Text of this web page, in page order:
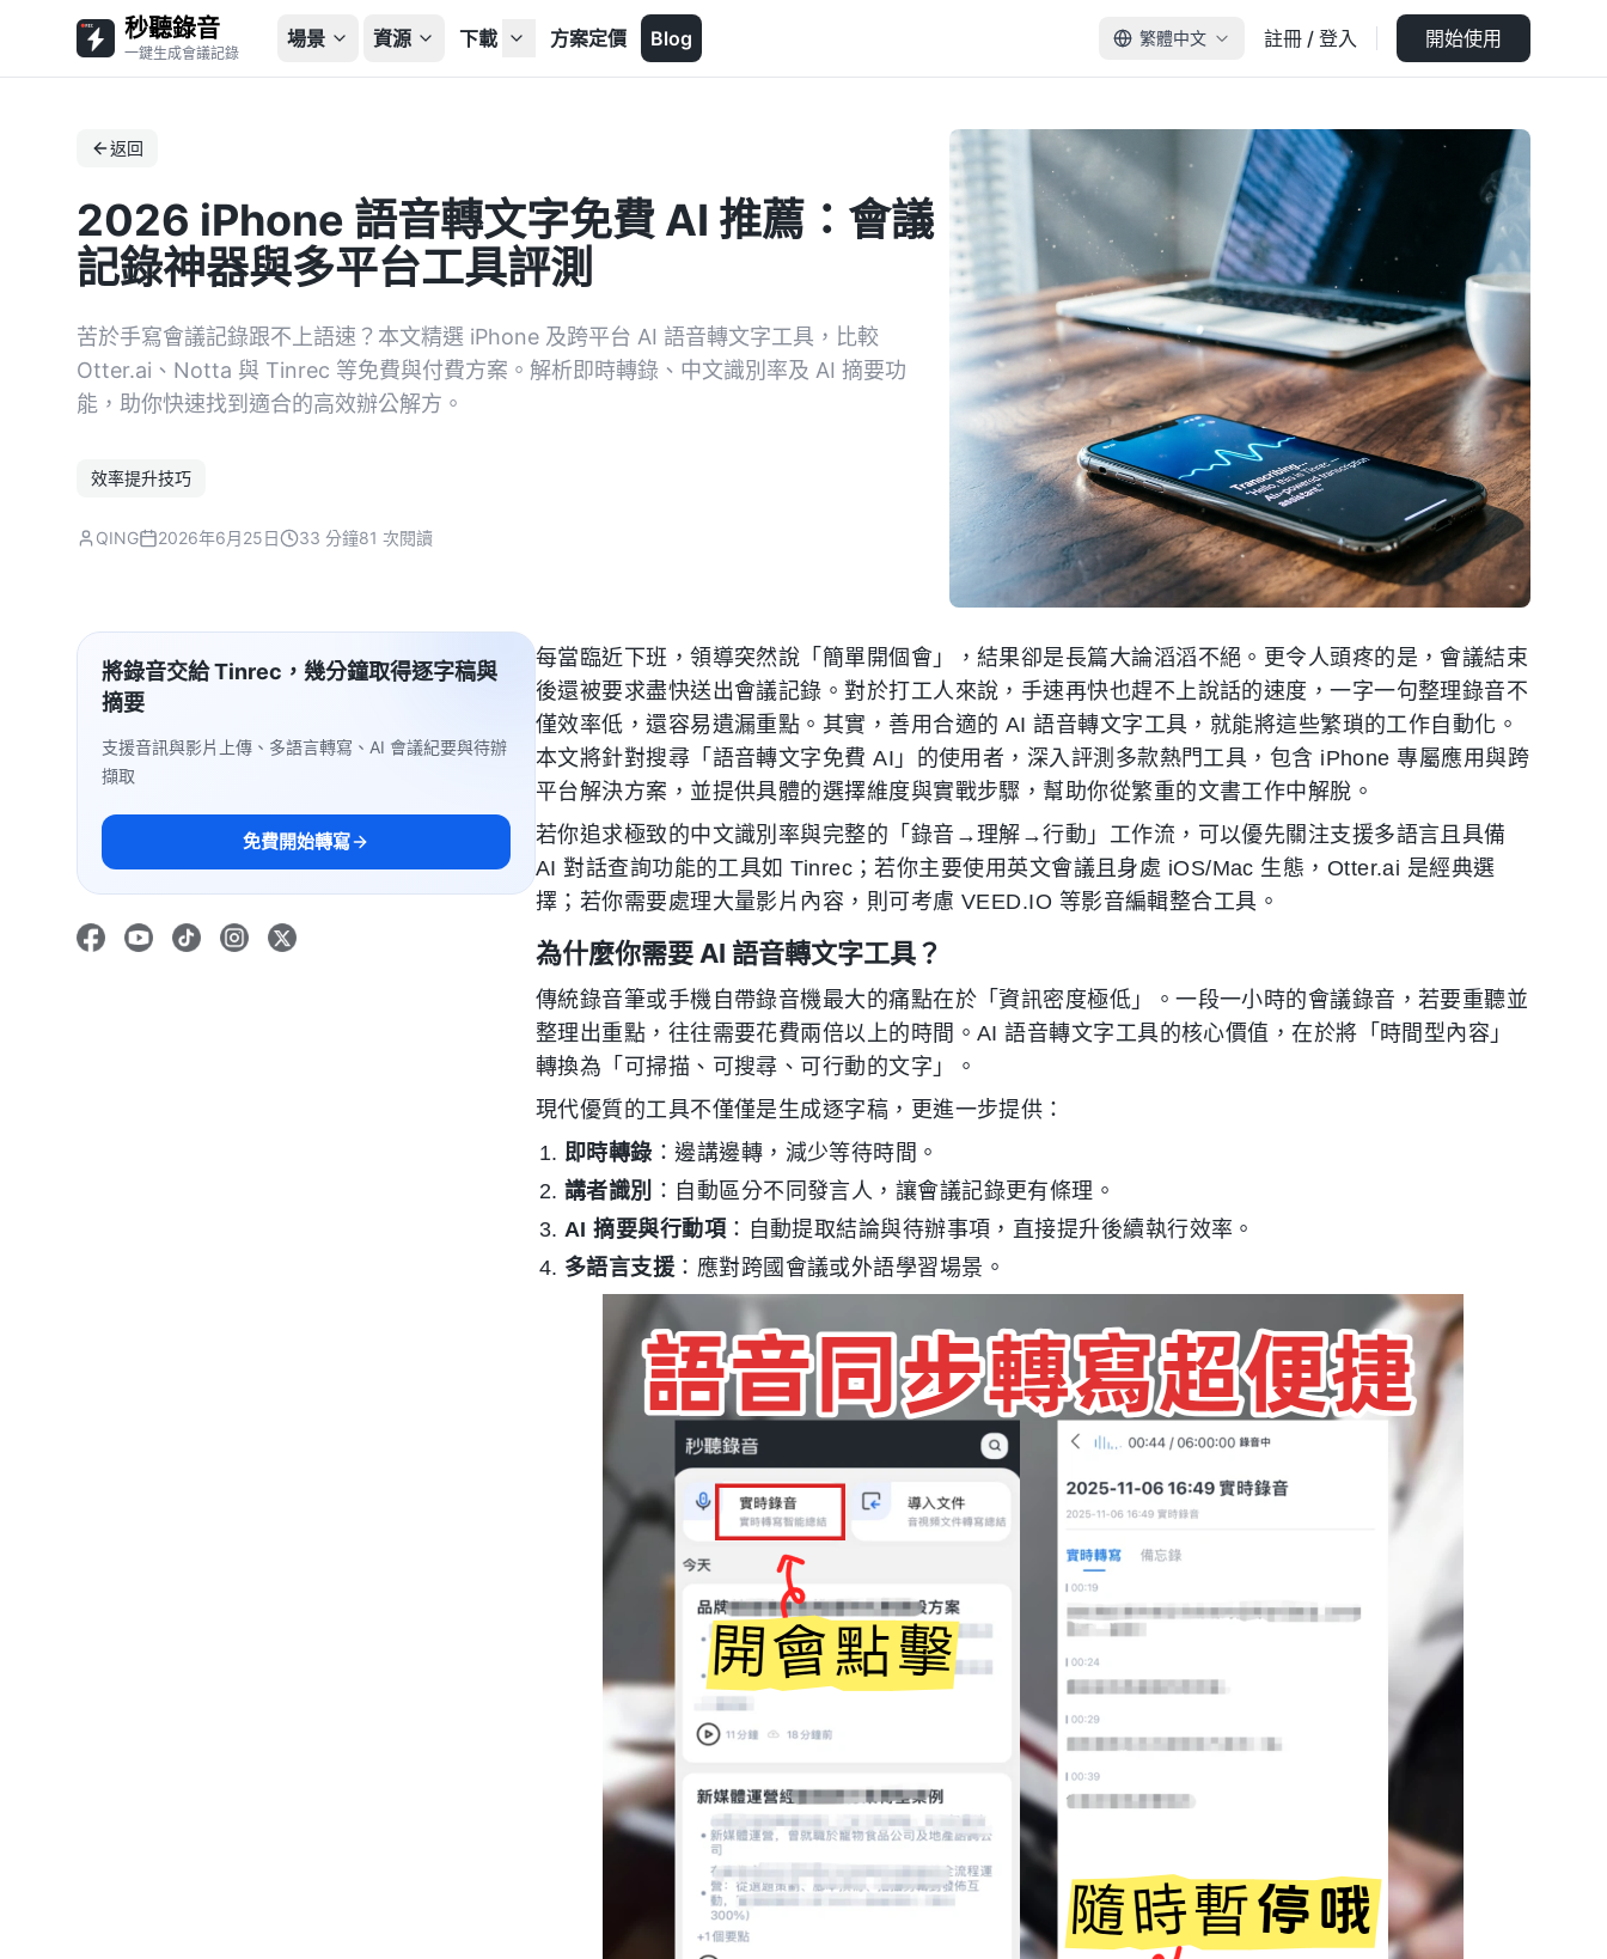
秒聽錄音
一鍵生成會議記錄
場景 資源 下載 方案定價 Blog 繁體中文 註冊 / 登入 開始使用
返回
2026 iPhone 語音轉文字免費 AI 推薦：會議
記錄神器與多平台工具評測
苦於手寫會議記錄跟不上語速？本文精選 iPhone 及跨平台 AI 語音轉文字工具，比較
Otter.ai、Notta 與 Tinrec 等免費與付費方案。解析即時轉錄、中文識別率及 AI 摘要功
能，助你快速找到適合的高效辦公解方。
效率提升技巧
QING 2026年6月25日 33 分鐘81 次閱讀
將錄音交給 Tinrec，幾分鐘取得逐字稿與
摘要
支援音訊與影片上傳、多語言轉寫、AI 會議紀要與待辦
擷取
免費開始轉寫
每當臨近下班，領導突然說「簡單開個會」，結果卻是長篇大論滔滔不絕。更令人頭疼的是，會議結束
後還被要求盡快送出會議記錄。對於打工人來說，手速再快也趕不上說話的速度，一字一句整理錄音不
僅效率低，還容易遺漏重點。其實，善用合適的 AI 語音轉文字工具，就能將這些繁瑣的工作自動化。
本文將針對搜尋「語音轉文字免費 AI」的使用者，深入評測多款熱門工具，包含 iPhone 專屬應用與跨
平台解決方案，並提供具體的選擇維度與實戰步驟，幫助你從繁重的文書工作中解脫。
若你追求極致的中文識別率與完整的「錄音→理解→行動」工作流，可以優先關注支援多語言且具備
AI 對話查詢功能的工具如 Tinrec；若你主要使用英文會議且身處 iOS/Mac 生態，Otter.ai 是經典選
擇；若你需要處理大量影片內容，則可考慮 VEED.IO 等影音編輯整合工具。
為什麼你需要 AI 語音轉文字工具？
傳統錄音筆或手機自帶錄音機最大的痛點在於「資訊密度極低」。一段一小時的會議錄音，若要重聽並
整理出重點，往往需要花費兩倍以上的時間。AI 語音轉文字工具的核心價值，在於將「時間型內容」
轉換為「可掃描、可搜尋、可行動的文字」。
現代優質的工具不僅僅是生成逐字稿，更進一步提供：
即時轉錄 ：邊講邊轉，減少等待時間。
講者識別
：自動區分不同發言人，讓會議記錄更有條理。
AI 摘要與行動項 ：自動提取結論與待辦事項，直接提升後續執行效率。
多語言支援 ：應對跨國會議或外語學習場景。